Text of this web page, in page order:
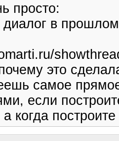
просто:
в прошлом
это
самое
если
когда